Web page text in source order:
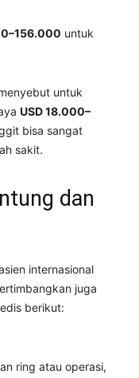
untuk
untuk
USD 18.000–
bisa sangat
sakit.
dan
internasional
juga
berikut:
ring atau operasi,